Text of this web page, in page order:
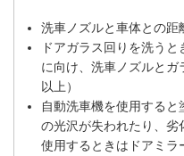
洗車ノズルと車体との距
ドアガラス回りを洗う
に向け、洗車ノズルと
以上）
自動洗車機を使用する
の光沢が失われたり、劣
使用するときはドアミラ